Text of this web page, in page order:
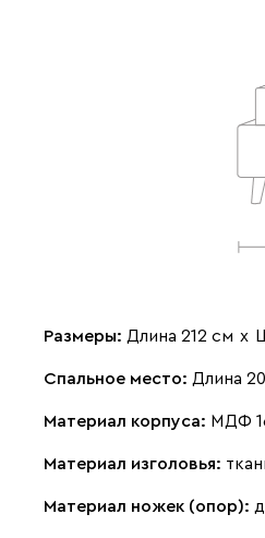
Размеры: Длина 212 см х
Спальное место: Длина
Материал корпуса: МДФ
Материал изголовья:
Материал ножек (опор):